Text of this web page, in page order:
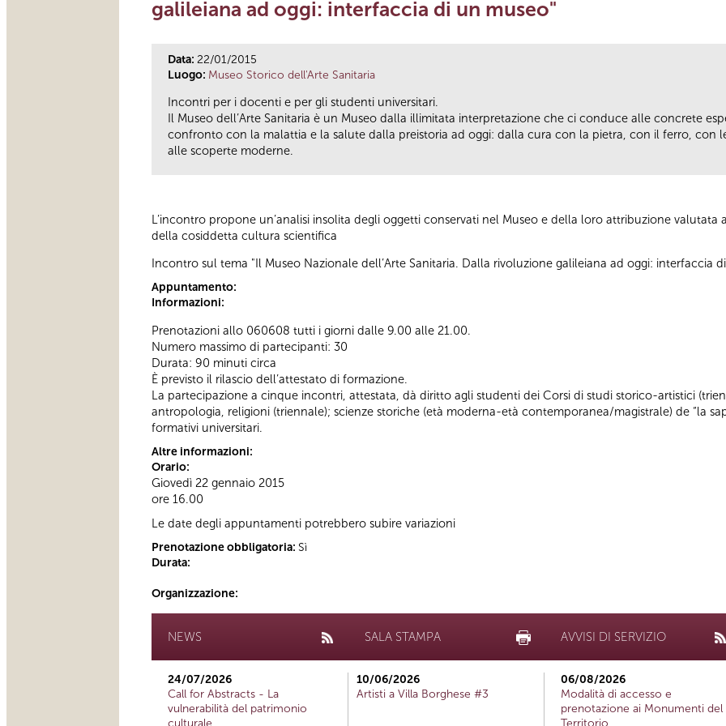
galileiana ad oggi: interfaccia di un museo"
Data: 22/01/2015
Luogo: Museo Storico dell'Arte Sanitaria
Incontri per i docenti e per gli studenti universitari.
Il Museo dell’Arte Sanitaria è un Museo dalla illimitata interpretazione che ci conduce alle concrete
confronto con la malattia e la salute dalla preistoria ad oggi: dalla cura con la pietra, con il ferro, con
alle scoperte moderne.
L’incontro propone un’analisi insolita degli oggetti conservati nel Museo e della loro attribuzione
della cosiddetta cultura scientifica
Incontro sul tema "Il Museo Nazionale dell’Arte Sanitaria. Dalla rivoluzione galileiana ad oggi: interfaccia
Appuntamento:
Informazioni:
Prenotazioni allo 060608 tutti i giorni dalle 9.00 alle 21.00.
Numero massimo di partecipanti: 30
Durata: 90 minuti circa
È previsto il rilascio dell’attestato di formazione.
La partecipazione a cinque incontri, attestata, dà diritto agli studenti dei Corsi di studi storico-artistici
antropologia, religioni (triennale); scienze storiche (età moderna-età contemporanea/magistrale) de “la
formativi universitari.
Altre informazioni:
Orario:
Giovedì 22 gennaio 2015
ore 16.00
Le date degli appuntamenti potrebbero subire variazioni
Prenotazione obbligatoria: Sì
Durata:
Organizzazione:
NEWS
24/07/2026
Call for Abstracts - La
vulnerabilità del patrimonio
culturale
SALA STAMPA
10/06/2026
Artisti a Villa Borghese #3
AVVISI DI SERVIZIO
06/08/2026
Modalità di accesso e
prenotazione ai Monumenti del
Territorio